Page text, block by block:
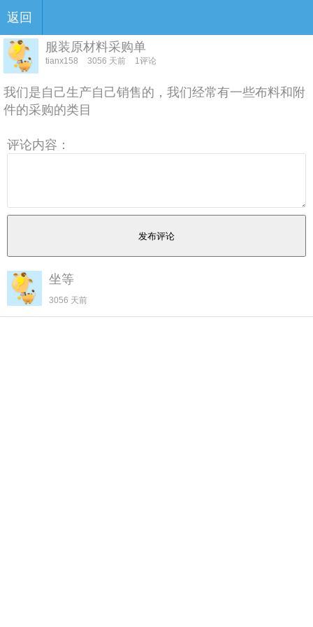
返回
服装原材料采购单
tianx158 3056 天前 1评论
我们是自己生产自己销售的，我们经常有一些布料和附
件的采购的类目
评论内容：
坐等
3056 天前